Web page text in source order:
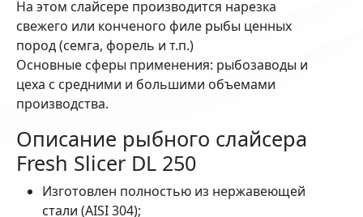
На этом слайсере производится нарезка
свежего или конченого филе рыбы ценных
пород (семга, форель и т.п.)
Основные сферы применения: рыбозаводы и
цеха с средними и большими объемами
производства.
Описание рыбного слайсера
Fresh Slicer DL 250
Изготовлен полностью из нержавеющей
стали (AISI 304);